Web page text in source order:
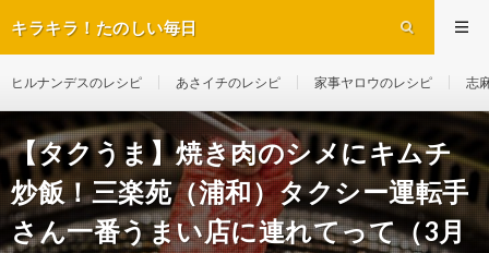
キラキラ！たのしい毎日
ヒルナンデスのレシピ あさイチのレシピ 家事ヤロウのレシピ 志
【タクうま】焼き肉のシメにキムチ
炒飯！三楽苑（浦和）タクシー運転手
さん一番うまい店に連れてって（3月